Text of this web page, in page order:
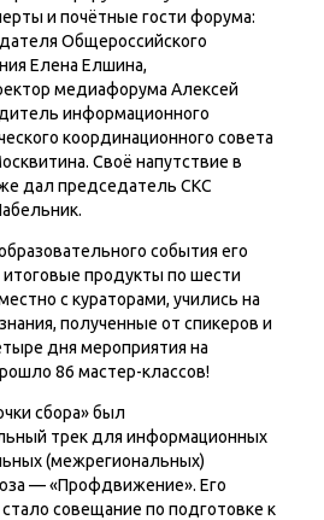
и почётные гости форума:
Общероссийского
Елена Елшина,
медиафорума Алексей
информационного
координационного совета
Своё напутствие в
дал председатель СКС
события его
итоговые продукты по шести
с кураторами, учились на
полученные от спикеров и
дня мероприятия на
86 мастер-классов!
сбора» был
трек для информационных
(межрегиональных)
— «Профдвижение». Его
совещание по подготовке к